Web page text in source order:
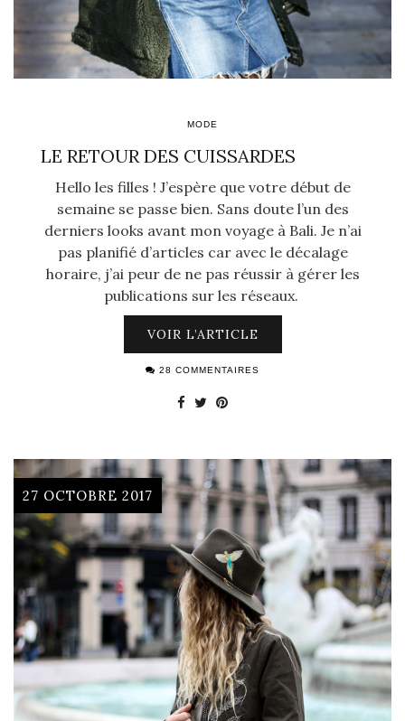
MODE
LE RETOUR DES CUISSARDES
Hello les filles ! J’espère que votre début de
semaine se passe bien. Sans doute l’un des
derniers looks avant mon voyage à Bali. Je n’ai
pas planifié d’articles car avec le décalage
horaire, j’ai peur de ne pas réussir à gérer les
publications sur les réseaux.
VOIR L’ARTICLE
28 COMMENTAIRES
27 OCTOBRE 2017